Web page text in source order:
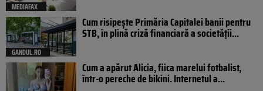
MEDIAFAX
GANDUL.RO
Cum risipește Primăria Capitalei banii pentru
STB, în plină criză financiară a societății...
Cum a apărut Alicia, fiica marelui fotbalist,
într-o pereche de bikini. Internetul a...